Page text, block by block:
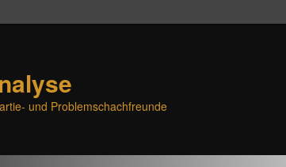
und Problemschachfreunde